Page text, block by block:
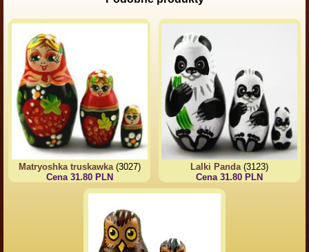
Matryoshka truskawka(3027)
Cena 31.80 PLN
Lalki Panda(3123)
Cena 31.80 PLN